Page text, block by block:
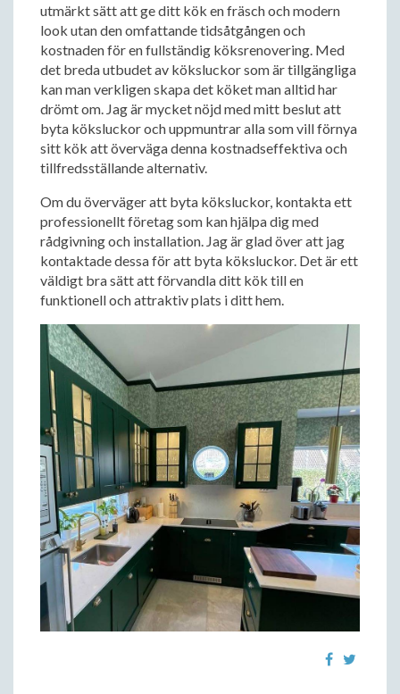
utmärkt sätt att ge ditt kök en fräsch och modern
look utan den omfattande tidsåtgången och
kostnaden för en fullständig köksrenovering. Med
det breda utbudet av köksluckor som är tillgängliga
kan man verkligen skapa det köket man alltid har
drömt om. Jag är mycket nöjd med mitt beslut att
byta köksluckor och uppmuntrar alla som vill förnya
sitt kök att överväga denna kostnadseffektiva och
tillfredsställande alternativ.
Om du överväger att byta köksluckor, kontakta ett
professionellt företag som kan hjälpa dig med
rådgivning och installation. Jag är glad över att jag
kontaktade dessa för att byta köksluckor. Det är ett
väldigt bra sätt att förvandla ditt kök till en
funktionell och attraktiv plats i ditt hem.